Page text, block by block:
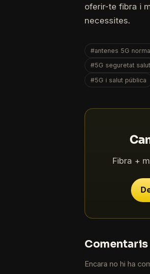
oferir-te fibra i
necessites.
#antenes 5G
#5G seguretat salut
#5G i salut pública
Fibra +
Comentaris
Encara no hi ha